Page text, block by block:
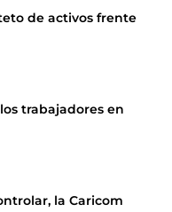
de activos frente
trabajadores en
la Caricom